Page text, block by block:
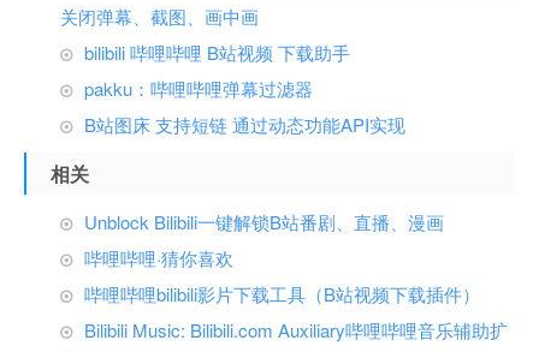
关闭弹幕、截图、画中画
bilibili 哔哩哔哩 B站视频 下载助手
pakku：哔哩哔哩弹幕过滤器
B站图床 支持短链 通过动态功能API实现
相关
Unblock Bilibili一键解锁B站番剧、直播、漫画
哔哩哔哩·猜你喜欢
哔哩哔哩bilibili影片下载工具（B站视频下载插件）
Bilibili Music: Bilibili.com Auxiliary哔哩哔哩音乐辅助扩